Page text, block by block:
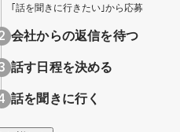
｢話を聞きに行きたい｣から応募
会社からの返信を待つ
話す日程を決める
話を聞きに行く